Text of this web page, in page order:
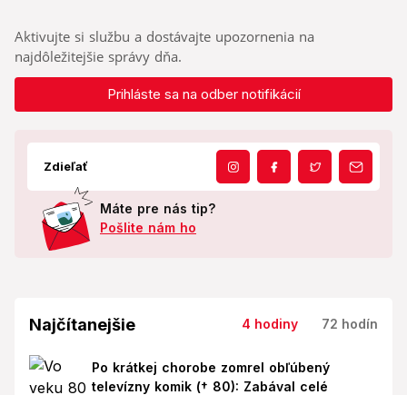
Aktivujte si službu a dostávajte upozornenia na
najdôležitejšie správy dňa.
Prihláste sa na odber notifikácií
Zdieľať
Máte pre nás tip?
Pošlite nám ho
Najčítanejšie 4 hodiny 72 hodín
Po krátkej chorobe zomrel obľúbený
televízny komik († 80): Zabával celé